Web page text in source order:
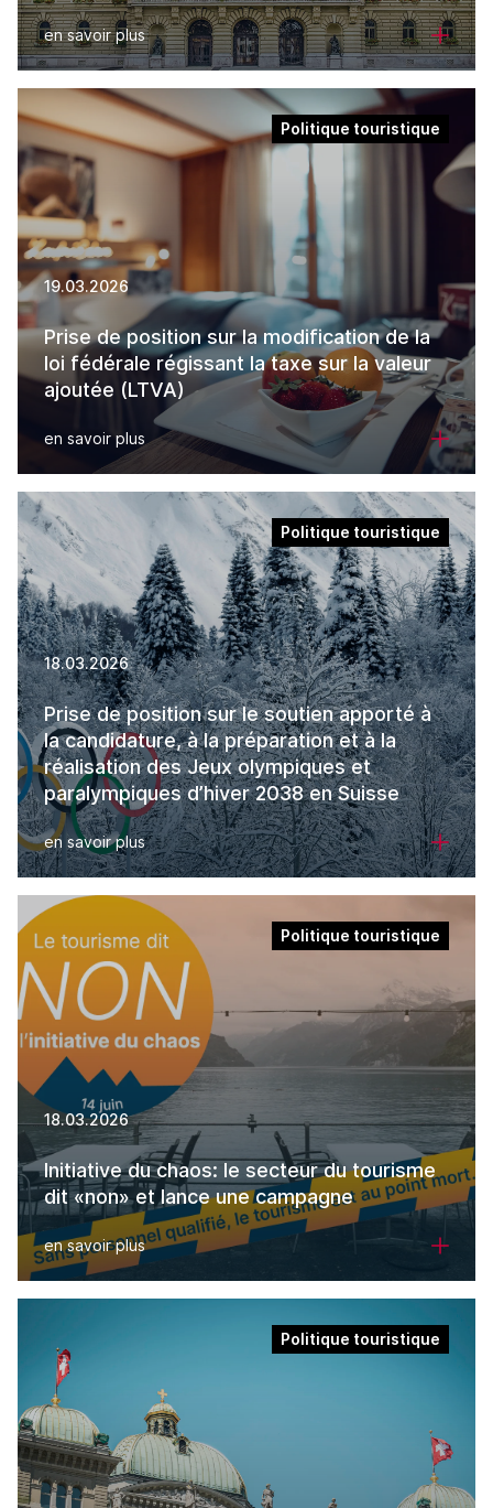
en savoir plus
Politique touristique
19.03.2026
Prise de position sur la modification de la
loi fédérale régissant la taxe sur la valeur
ajoutée (LTVA)
en savoir plus
Politique touristique
18.03.2026
Prise de position sur le soutien apporté à
la candidature, à la préparation et à la
réalisation des Jeux olympiques et
paralympiques d’hiver 2038 en Suisse
en savoir plus
Politique touristique
18.03.2026
Initiative du chaos: le secteur du tourisme
dit «non» et lance une campagne
en savoir plus
Politique touristique